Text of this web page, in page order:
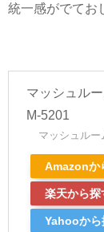
統一感がでてお
マッシュル
M-5201
マッシュルー
Amazonか
楽天から探
Yahooから